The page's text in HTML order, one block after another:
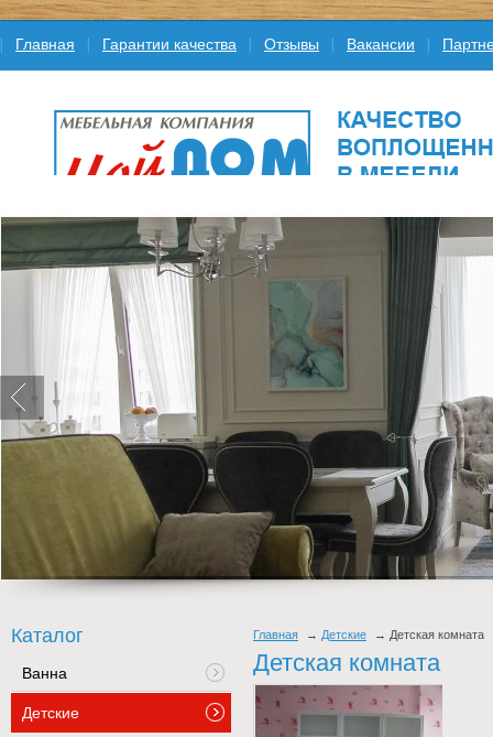
Главная Гарантии качества Отзывы Вакансии
Главная Детские Детская комната
Детская комната
Каталог
Ванна
Детские